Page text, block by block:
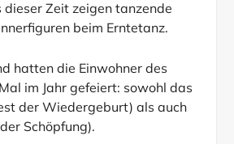
dieser Zeit zeigen tanzende
beim Erntetanz.
hatten die Einwohner des
im Jahr gefeiert: sowohl das
der Wiedergeburt) als auch
Schöpfung).